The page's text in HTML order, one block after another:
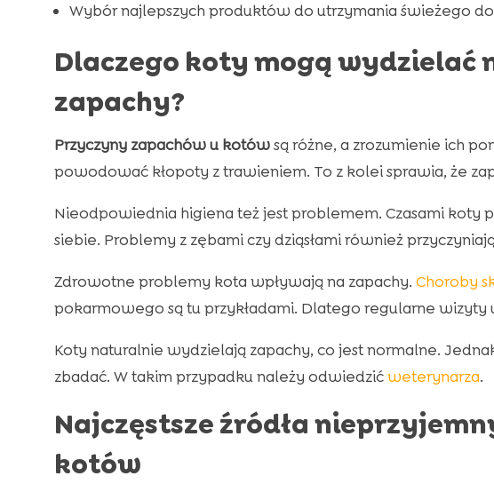
Wybór najlepszych produktów do utrzymania świeżego
Dlaczego koty mogą wydzielać
zapachy?
Przyczyny zapachów u kotówsą różne, a zrozumienie ich
powodować kłopoty z trawieniem. To z kolei sprawia, że
Nieodpowiednia higiena też jest problemem. Czasami koty
siebie. Problemy z zębami czy dziąsłami również
Zdrowotne problemy kota wpływają na zapachy. Choroby
pokarmowego są tu przykładami. Dlatego regularne wizyty
Koty naturalnie wydzielają zapachy, co jest normalne.
zbadać. W takim przypadku należy odwiedzićweterynarza.
Najczęstsze źródła
kotów